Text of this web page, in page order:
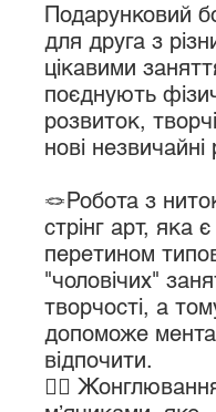
Подарунковий
для друга з
цікавими
поєднують
розвиток,
нові незвичайні
🪢Робота з
стрінг арт, яка є
перетином
"чоловічих"
творчості, а
допоможе
відпочити.
🤹‍♂️